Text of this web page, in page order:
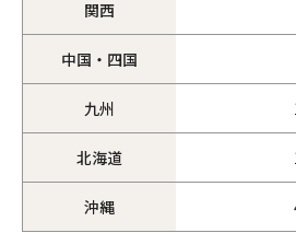
関西
中国・四国
九州
北海道
沖縄